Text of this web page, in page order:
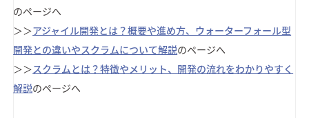
のページへ
＞＞アジャイル開発とは？概要や進め方、ウォーターフォール型
開発との違いやスクラムについて解説のページへ
＞＞スクラムとは？特徴やメリット、開発の流れをわかりやすく
解説のページへ